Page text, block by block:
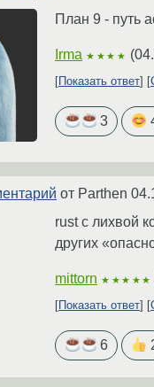
План 9 - путь
Irma ★★★★ (
Показать ответ
3
от Parthen
rust с лихвой
других
mittorn ★★★★★
Показать ответ
6